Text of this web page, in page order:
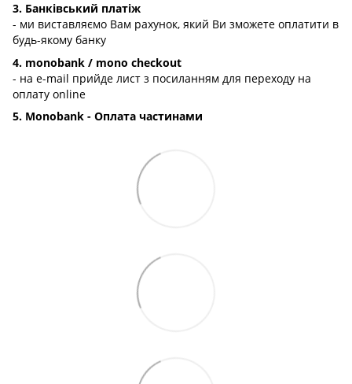
3. Банківський платіж
- ми виставляємо Вам рахунок, який Ви зможете оплатити в
будь-якому банку
4. monobank / mono checkout
- на e-mail прийде лист з посиланням для переходу на
оплату online
5. Monobank - Оплата частинами